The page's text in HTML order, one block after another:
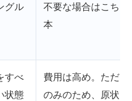
グル
不要な場合はこちら
本
すべ
状態
費用は高め。ただし
のみのため、原状回